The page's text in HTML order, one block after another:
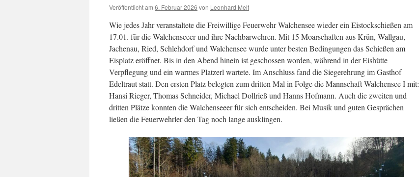
Veröffentlicht am 6. Februar 2026 von Leonhard Melf
Wie jedes Jahr veranstaltete die Freiwillige Feuerwehr Walchensee wieder ein Eistockschießen am
17.01. für die Walchenseeer und ihre Nachbarwehren. Mit 15 Moarschaften aus Krün, Wallgau,
Jachenau, Ried, Schlehdorf und Walchensee wurde unter besten Bedingungen das Schießen am
Eisplatz eröffnet. Bis in den Abend hinein ist geschossen worden, während in der Eishütte
Verpflegung und ein warmes Platzerl wartete. Im Anschluss fand die Siegerehrung im Gasthof
Edeltraut statt. Den ersten Platz belegten zum dritten Mal in Folge die Mannschaft Walchensee I mit:
Hansi Rieger, Thomas Schneider, Michael Dollrieß und Hanns Hofmann. Auch die zweiten und
dritten Plätze konnten die Walchenseeer für sich entscheiden. Bei Musik und guten Gesprächen
ließen die Feuerwehrler den Tag noch lange ausklingen.